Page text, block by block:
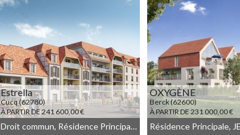
À PARTIR DE 120 600,00 € À PARTIR DE 189
Estrella
Cucq (62780)
À PARTIR DE 241 600,00 €
Droit commun, Résidence Principale, JEANBRUN, Meublé non géré
OXYGÈNE
Berck (62600)
À PARTIR DE 231 000,00 €